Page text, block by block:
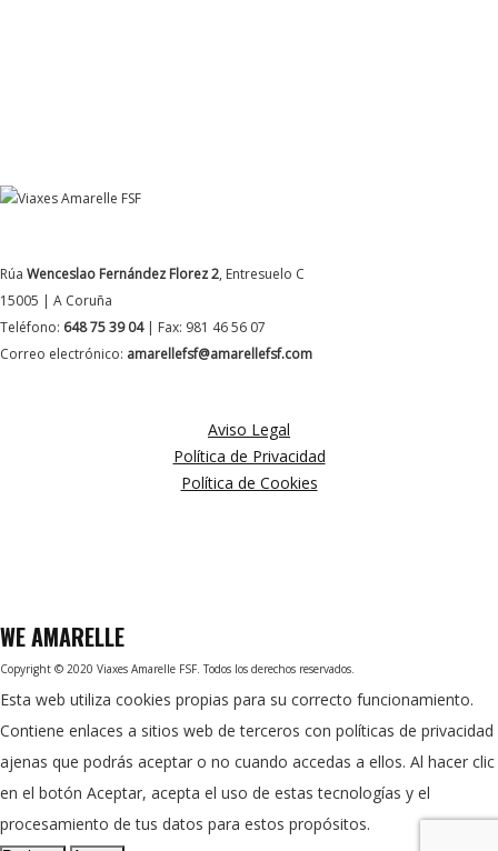
Rúa Wenceslao Fernández Florez 2, Entresuelo C
15005 | A Coruña
Teléfono: 648 75 39 04| Fax: 981 46 56 07
Correo electrónico: amarellefsf@amarellefsf.com
Aviso Legal
Política de Privacidad
Política de Cookies
WEAMARELLE
Copyright © 2020 Viaxes Amarelle FSF. Todos los derechos reservados.
Esta web utiliza cookies propias para su correcto funcionamiento.
Contiene enlaces a sitios web de terceros con políticas de privacidad
ajenas que podrás aceptar o no cuando accedas a ellos. Al hacer clic
en el botón Aceptar, acepta el uso de estas tecnologías y el
procesamiento de tus datos para estos propósitos.